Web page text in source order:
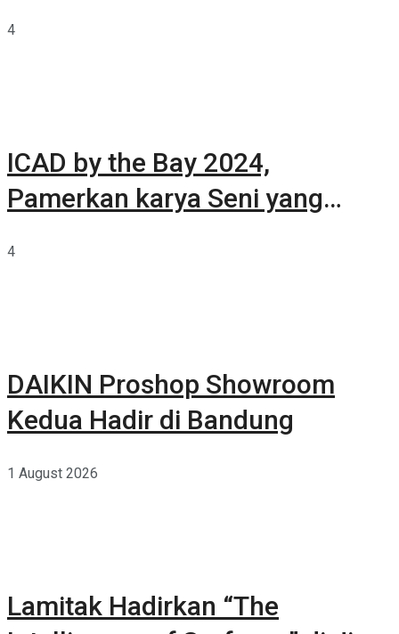
4
ICAD by the Bay 2024,
Pamerkan karya Seni yang
4
DAIKIN Proshop Showroom
Kedua Hadir di Bandung
1 August 2026
Lamitak Hadirkan “The